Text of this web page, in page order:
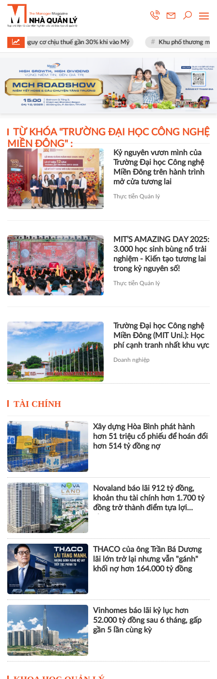
nguy cơ chịu thuế gần 30% khi vào Mỹ Khu phố thương mại
TỪ KHÓA "
TRƯỜNG ĐẠI HỌC CÔNG NGHỆ
MIỀN ĐÔNG" :
Kỷ nguyên vươn mình của
Trường Đại học Công nghệ
Miền Đông trên hành trình
Thực tiễn Quản lý
MIT’S AMAZING DAY 2025:
3.000 học sinh bùng nổ trải
nghiệm - Kiến tạo tương lai
Trường Đại học Công nghệ
Miền Đông (MIT Uni.): Học
phí cạnh tranh nhất khu vực
TÀI CHÍNH
Xây dựng Hòa Bình phát hành
hơn 51 triệu cổ phiếu để hoán đổi
hơn 514 tỷ đồng nợ
Novaland báo lãi 912 tỷ đồng,
khoản thu tài chính hơn 1.700 tỷ
đồng trở thành điểm tựa lợi
THACO của ông Trần Bá Dương
lãi lớn trở lại nhưng vẫn "gánh"
khối nợ hơn 164.000 tỷ đồng
Vinhomes báo lãi kỷ lục hơn
52.000 tỷ đồng sau 6 tháng, gấp
gần 5 lần cùng kỳ
KHOA HỌC QUẢN LÝ
Yêu cầu sửa đổi Bộ luật Hình sự
nhân tạo